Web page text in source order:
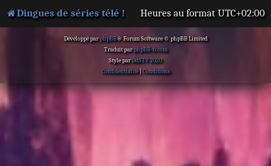
Dingues de séries télé ! Heures au format UTC+02:00
Développé parphpBB® Forum Software © phpBB Limited
Traduit parphpBB-fr.com
Style parDdSTV 2020
Confidentialité| Conditions